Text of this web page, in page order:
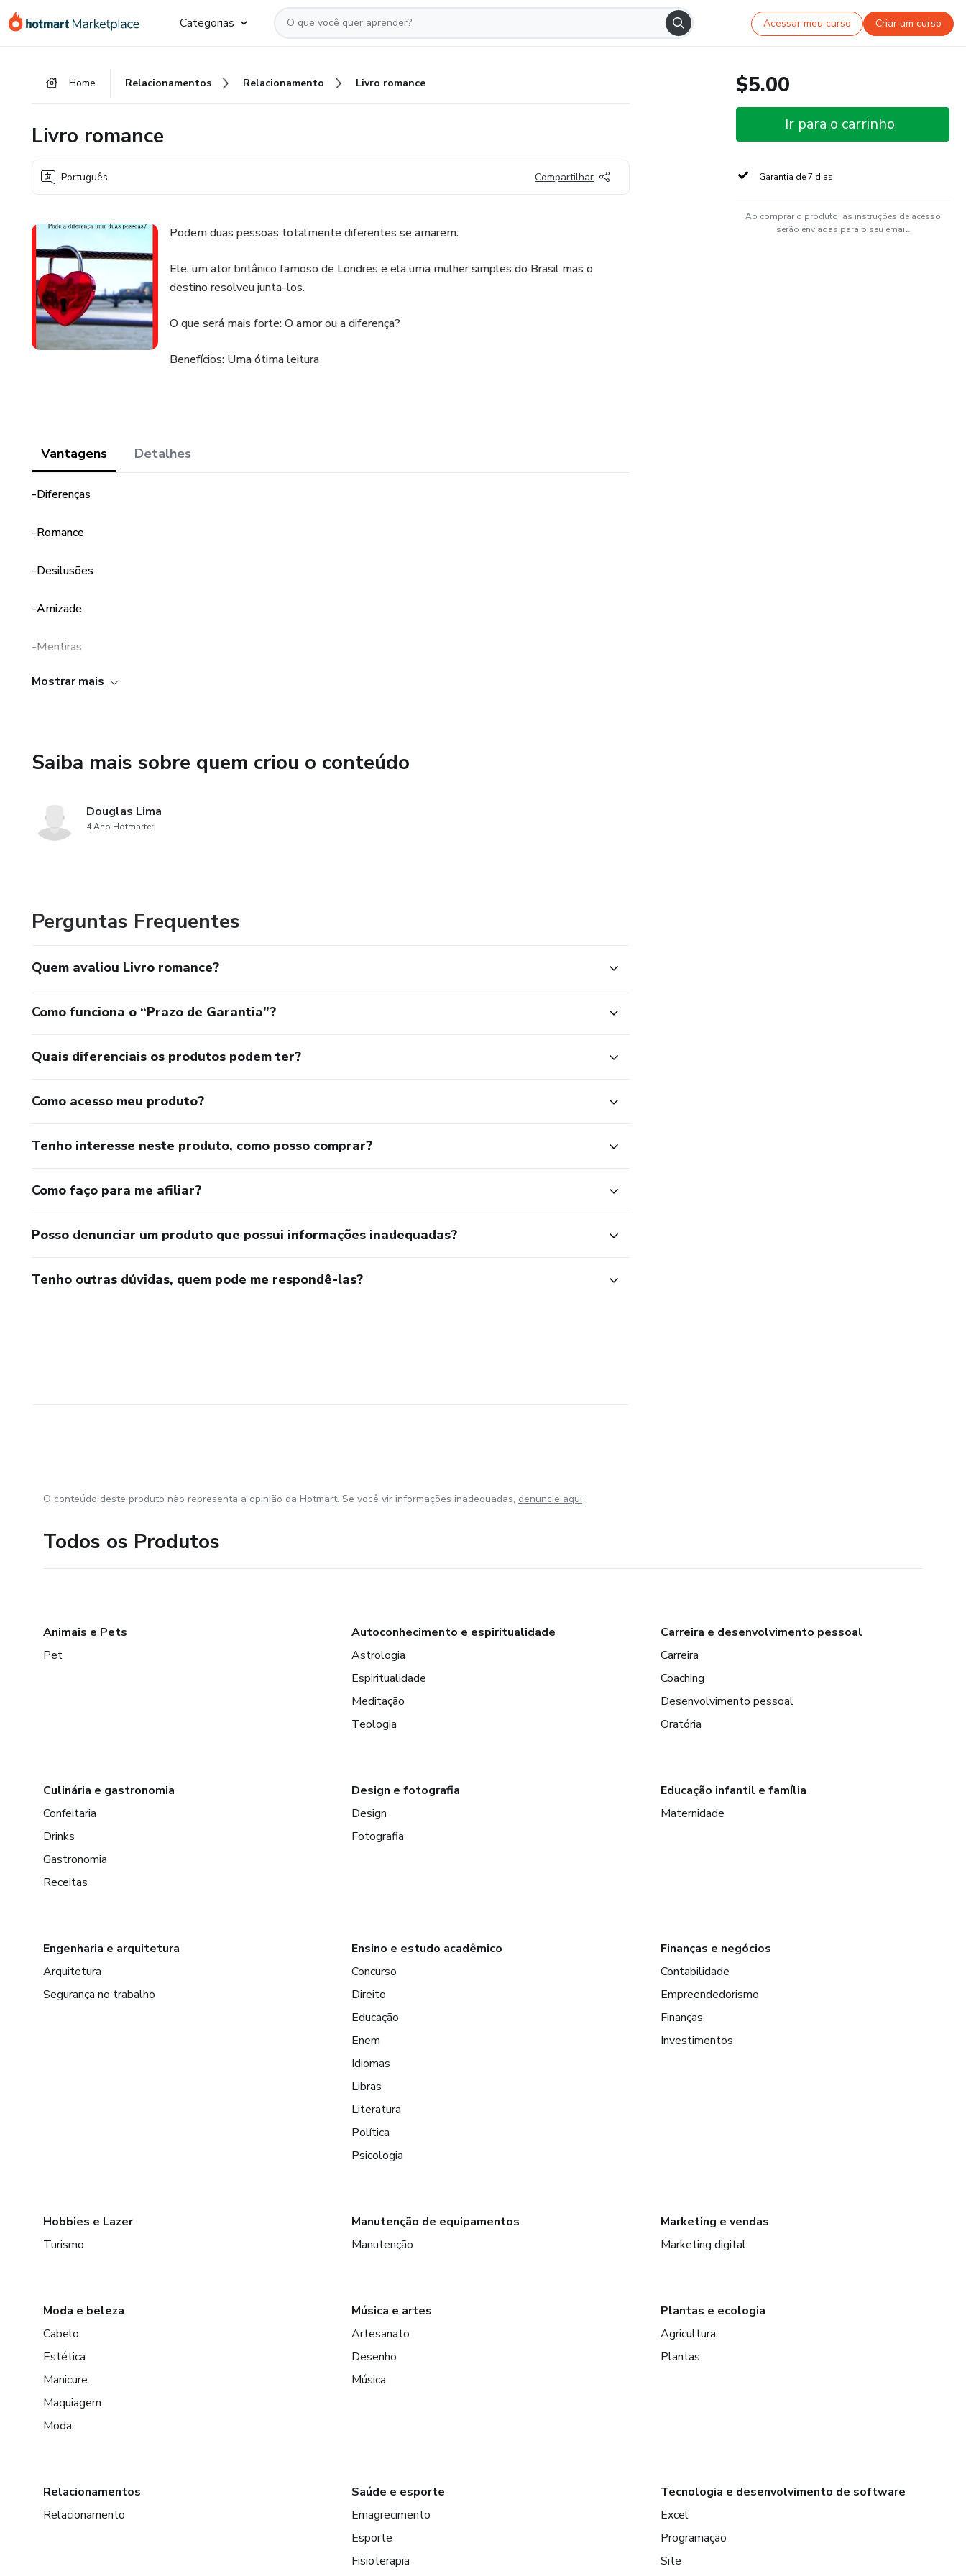
para
para
para
Categorias Acessar meu curso Criar um curso
Home Relacionamentos Relacionamento Livro romance
Livro romance
Português Compartilhar
Podem duas pessoas totalmente diferentes se amarem.
Ele, um ator britânico famoso de Londres e ela uma mulher simples do Brasil mas o
destino resolveu junta-los.
O que será mais forte: O amor ou a diferença?
Benefícios: Uma ótima leitura
Vantagens Detalhes
-Diferenças
-Romance
-Desilusões
-Amizade
-Mentiras
-Egoísmo
Mostrar mais
Saiba mais sobre quem criou o conteúdo
Douglas Lima
4 Ano Hotmarter
Perguntas Frequentes
Quem avaliou Livro romance?
Como funciona o “Prazo de Garantia”?
Quais diferenciais os produtos podem ter?
Como acesso meu produto?
Tenho interesse neste produto, como posso comprar?
Como faço para me afiliar?
Posso denunciar um produto que possui informações inadequadas?
Tenho outras dúvidas, quem pode me respondê-las?
$5.00
Ir para o carrinho
Garantia de 7 dias
Ao comprar o produto, as instruções de acesso
serão enviadas para o seu email.
O conteúdo deste produto não representa a opinião da Hotmart. Se você vir informações inadequadas, denuncie aqui
Todos os Produtos
Animais e Pets
Pet
Autoconhecimento e espiritualidade
Astrologia
Espiritualidade
Meditação
Teologia
Carreira e desenvolvimento pessoal
Carreira
Coaching
Desenvolvimento pessoal
Oratória
Culinária e gastronomia
Confeitaria
Drinks
Gastronomia
Receitas
Design e fotografia
Design
Fotografia
Educação infantil e família
Maternidade
Engenharia e arquitetura
Arquitetura
Segurança no trabalho
Ensino e estudo acadêmico
Concurso
Direito
Educação
Enem
Idiomas
Libras
Literatura
Política
Psicologia
Finanças e negócios
Contabilidade
Empreendedorismo
Finanças
Investimentos
Hobbies e Lazer
Turismo
Manutenção de equipamentos
Manutenção
Marketing e vendas
Marketing digital
Moda e beleza
Cabelo
Estética
Manicure
Maquiagem
Moda
Música e artes
Artesanato
Desenho
Música
Plantas e ecologia
Agricultura
Plantas
Relacionamentos
Relacionamento
Saúde e esporte
Emagrecimento
Esporte
Fisioterapia
Tecnologia e desenvolvimento de software
Excel
Programação
Site